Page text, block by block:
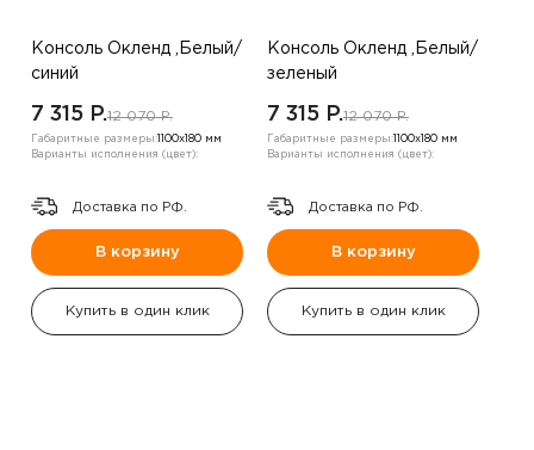
Консоль Окленд ,Белый/
синий
7 315 P.12 070 P.
Габаритные размеры: 1100х180 мм
Варианты исполнения (цвет):
Доставка по РФ.
В корзину
Купить в один клик
Консоль Окленд ,Белый/
зеленый
7 315 P.12 070 P.
Габаритные размеры: 1100х180 мм
Варианты исполнения (цвет):
Доставка по РФ.
В корзину
Купить в один клик